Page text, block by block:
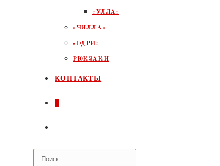
«УЛЛА»
«ЧИЛЛА»
«ОДРИ»
РЮКЗАКИ
КОНТАКТЫ
ПОИСК